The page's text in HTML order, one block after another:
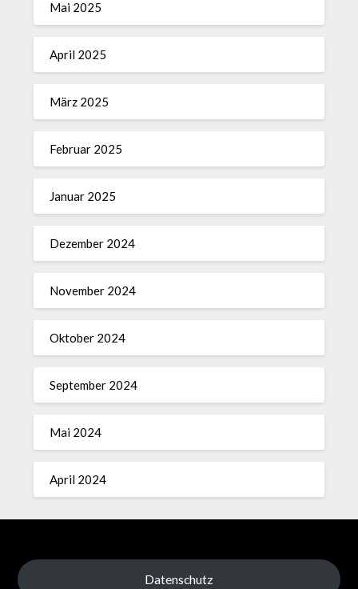
Mai 2025
April 2025
März 2025
Februar 2025
Januar 2025
Dezember 2024
November 2024
Oktober 2024
September 2024
Mai 2024
April 2024
Datenschutz